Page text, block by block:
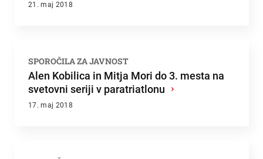
21. maj 2018
SPOROČILA ZA JAVNOST
Alen Kobilica in Mitja Mori do 3. mesta na
svetovni seriji v paratriatlonu ›
17. maj 2018